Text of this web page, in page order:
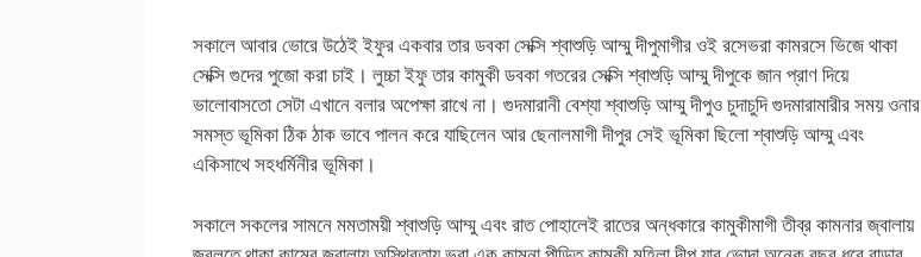
সকালে আবার ভোরে উঠেই ইফুর একবার তার ডবকা সেক্সি শ্বাশুড়ি আম্মু দীপুমাগীর ওই রসেভরা কামরসে ভিজে থাকা
সেক্সি গুদের পুজো করা চাই। লুচ্চা ইফু তার কামুকী ডবকা গতরের সেক্সি শ্বাশুড়ি আম্মু দীপুকে জান প্রাণ দিয়ে
ভালোবাসতো সেটা এখানে বলার অপেক্ষা রাখে না। গুদমারানী বেশ্যা শ্বাশুড়ি আম্মু দীপুও চুদাচুদি গুদমারামারীর সময় ওনার
সমস্ত ভূমিকা ঠিক ঠাক ভাবে পালন করে যাছিলেন আর ছেনালমাগী দীপুর সেই ভূমিকা ছিলো শ্বাশুড়ি আম্মু এবং
একিসাথে সহধর্মিনীর ভূমিকা।
সকালে সকলের সামনে মমতাময়ী শ্বাশুড়ি আম্মু এবং রাত পোহালেই রাতের অন্ধকারে কামুকীমাগী তীব্র কামনার জ্বালায়